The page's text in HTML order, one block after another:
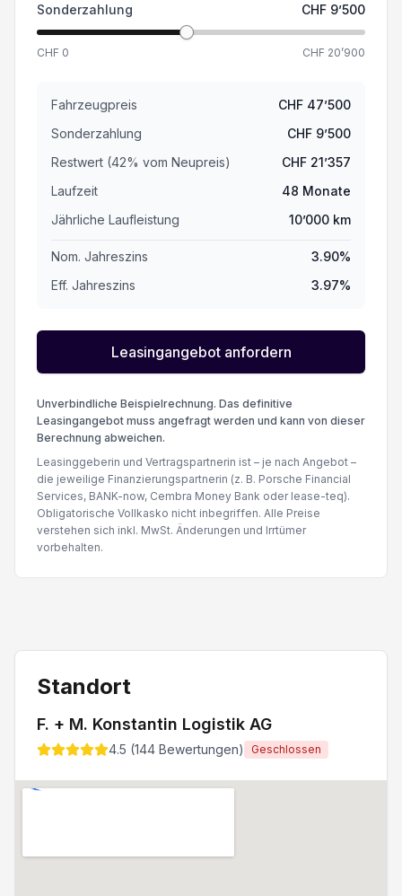
Sonderzahlung CHF 9’500
CHF 0 CHF 20’900
Fahrzeugpreis CHF 47’500
Sonderzahlung
CHF 9’500
Restwert (42% vom Neupreis) CHF 21’357
Laufzeit
48 Monate
Jährliche Laufleistung
10’000 km
Nom. Jahreszins 3.90%
Eff. Jahreszins
3.97%
Leasingangebot anfordern
Unverbindliche Beispielrechnung. Das definitive
Leasingangebot muss angefragt werden und kann von dieser
Berechnung abweichen.
Leasinggeberin und Vertragspartnerin ist – je nach Angebot –
die jeweilige Finanzierungspartnerin (z. B. Porsche Financial
Services, BANK-now, Cembra Money Bank oder lease-teq).
Obligatorische Vollkasko nicht inbegriffen. Alle Preise
verstehen sich inkl. MwSt. Änderungen und Irrtümer
vorbehalten.
Standort
F. + M. Konstantin Logistik AG
4.5 (144 Bewertungen) Geschlossen